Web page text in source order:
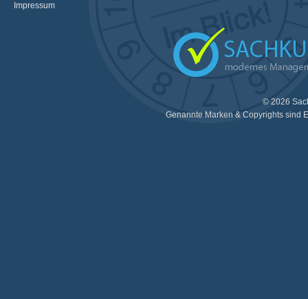
Impressum
© 2026
Genannte Marken & Copyrights sind